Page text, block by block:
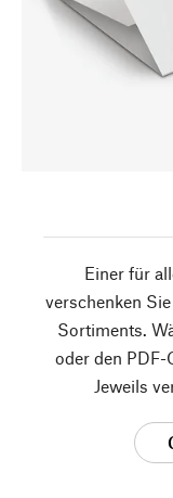
Einer für
verschenken
Sortiments.
oder den
Jeweils